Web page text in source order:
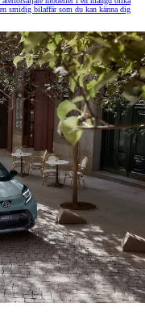
smidig bilaffär som du kan känna dig